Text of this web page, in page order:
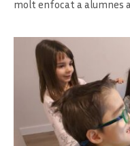
molt enfocat a alumnes